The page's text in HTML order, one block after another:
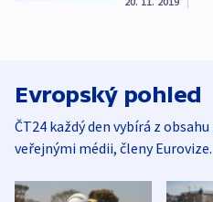
Evropský pohled
ČT24 každý den vybírá z
veřejnými médii, členy Eurovize.